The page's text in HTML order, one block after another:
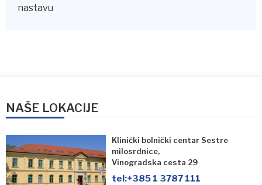
nastavu
NAŠE LOKACIJE
Klinički bolnički centar Sestre
milosrdnice,
Vinogradska cesta 29
tel:+385 1 3787 111